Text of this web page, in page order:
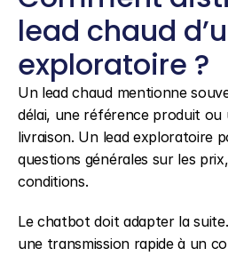
lead chaud
exploratoire ?
Un lead chaud mentionne
délai, une référence produit
livraison. Un lead exploratoire
questions générales sur les
conditions.
Le chatbot doit adapter la
une transmission rapide à un